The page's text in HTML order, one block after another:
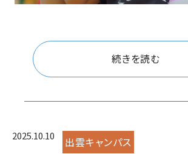
続きを読む
2025.10.10 出雲キャンパス